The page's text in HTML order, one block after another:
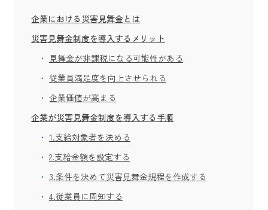
企業における災害見舞金とは
災害見舞金制度を導入するメリット
見舞金が非課税になる可能性がある
従業員満足度を向上させられる
企業価値が高まる
企業が災害見舞金制度を導入する手順
1.支給対象者を決める
2.支給金額を設定する
3.条件を決めて災害見舞金規程を作成する
4.従業員に周知する